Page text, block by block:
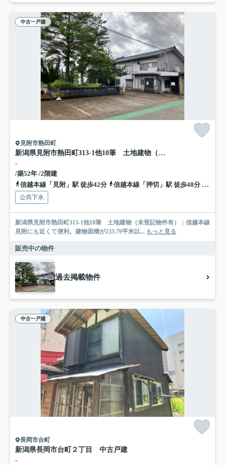
中古一戸建
見附市熱田町
新潟県見附市熱田町313-1他10筆 土地建物（未登記物件有）※商談中
-
/築52年 /2階建
信越本線「見附」駅 徒歩42分
信越本線「押切」駅 徒歩48分 信越
公共下水
新潟県見附市熱田町313-1他10筆 土地建物（未登記物件有）：信越本線
見附にも近くて便利。建物面積が233.79平米以... もっと見る
販売中の物件
過去掲載物件
中古一戸建
長岡市台町
新潟県長岡市台町２丁目 中古戸建
-